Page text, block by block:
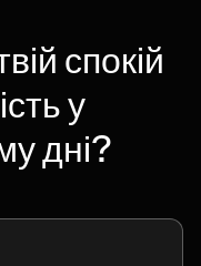
спокій
у
дні?